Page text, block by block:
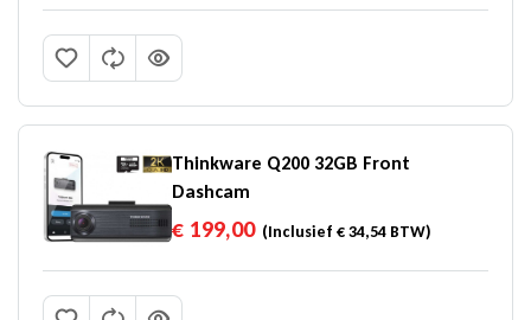
Thinkware Q200 32GB Front
Dashcam
€199,00(Inclusief €34,54BTW)